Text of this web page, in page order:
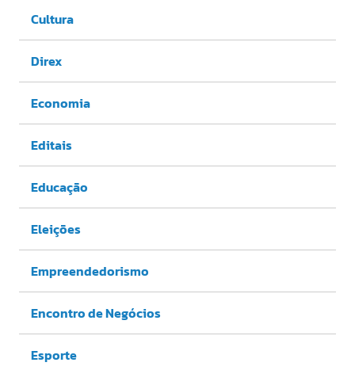
Cultura
Direx
Economia
Editais
Educação
Eleições
Empreendedorismo
Encontro de Negócios
Esporte